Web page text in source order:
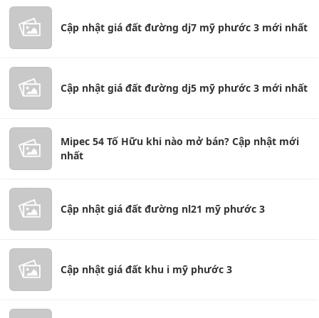
Cập nhật giá đất đường dj7 mỹ phước 3 mới nhất
Cập nhật giá đất đường dj5 mỹ phước 3 mới nhất
Mipec 54 Tố Hữu khi nào mở bán? Cập nhật mới
nhất
Cập nhật giá đất đường nl21 mỹ phước 3
Cập nhật giá đất khu i mỹ phước 3